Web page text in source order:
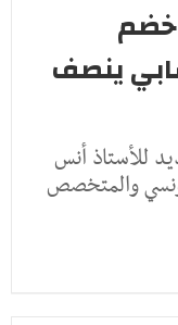
خضم
ينصف
للأستاذ أنس
والمتخصص